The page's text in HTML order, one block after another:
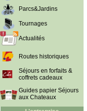
Parcs&Jardins
Tournages
Actualités
Routes historiques
Séjours en forfaits &
coffrets cadeaux
Guides papier Séjours
aux Chateaux